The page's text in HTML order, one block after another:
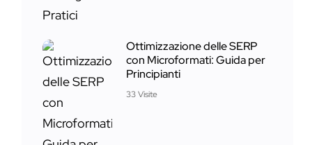
Ottimizzazione delle SERP
con Microformati: Guida per
Principianti
33 Visite